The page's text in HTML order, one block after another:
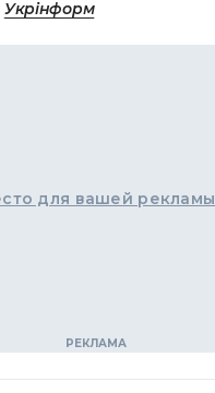
Укрінформ
для вашей рекламы